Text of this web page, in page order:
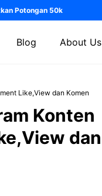
Potongan 50k
Blog About Us
Like,View dan Komen
Konten
dan